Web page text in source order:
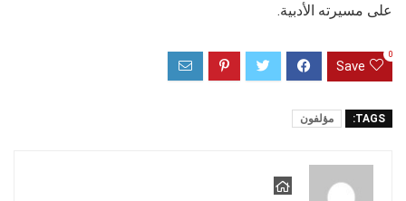
على مسيرته الأدبية.
Save
0
TAGS: مؤلفون